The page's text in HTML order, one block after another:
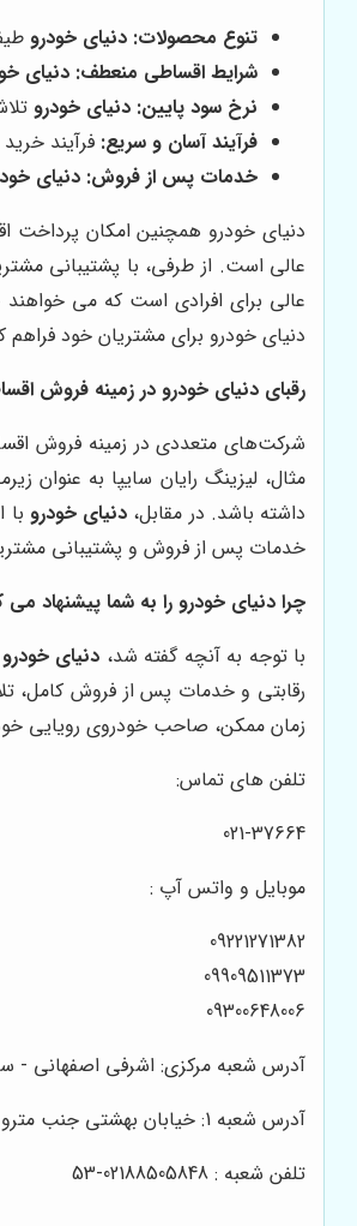
تنوع محصولات: دنیای خودرو
شرایط اقساطی منعطف: دنیای
نرخ سود پایین: دنیای خودرو
فرآیند آسان و سریع: فرآیند
خدمات پس از فروش: دنیای
دنیای خودرو همچنین امکان پرداخت
عالی برای افرادی است که می خواهند
دنیای خودرو برای مشتریان خود
رقبای دنیای خودرو در زمینه فروش
شرکت‌های متعددی در زمینه فروش
مثال، لیزینگ رایان سایپا به عنوان
داشته باشد. در مقابل، دنیای خودرو
خدمات پس از فروش و پشتیبانی
چرا دنیای خودرورا به شما پیشنهاد می
با توجه به آنچه گفته شد، دنیای خودرو
رقابتی و خدمات پس از فروش کامل،
زمان ممکن، صاحب خودروی رویایی
تلفن های تماس:
021-37664
موبایل و واتس آپ :
09221271382
09909511373
09300648006
آدرس شعبه مرکزی: اشرفی اصفهانی - سیصد متر پایین
آدرس شعبه 1: خیابان بهشتی جنب مترو شهید قدوسی برج زرین واحد ۱/۲
تلفن شعبه : 02188505848-53